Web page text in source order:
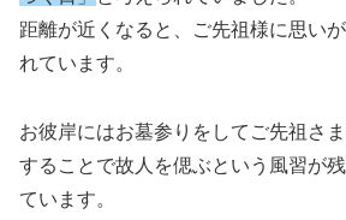
距離が近くなると、ご先祖様に思い
れています。
お彼岸にはお墓参りをしてご先祖さ
することで故人を偲ぶという風習が
ています。